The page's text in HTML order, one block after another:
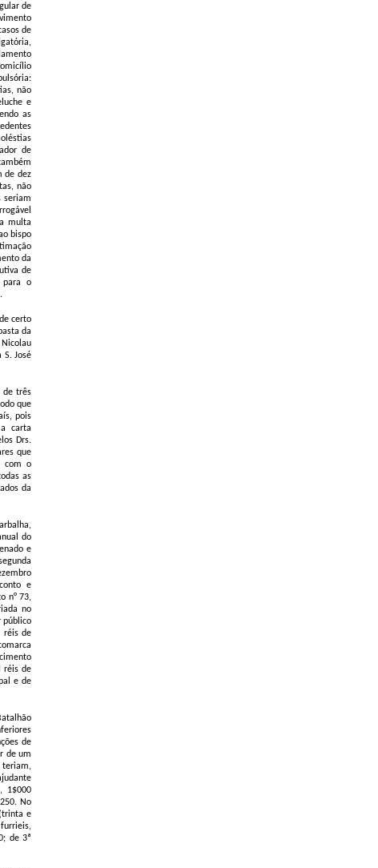
de
de
não
e
as
de
de dez
não
seriam
multa
bispo
da
de
para o
certo
da
S. José
de três
que
pois
carta
Drs.
que
com o
as
da
do
e
e
n° 73,
no
público
réis de
réis de
e de
de
de um
teriam,
1$000
No
e
de 3ª